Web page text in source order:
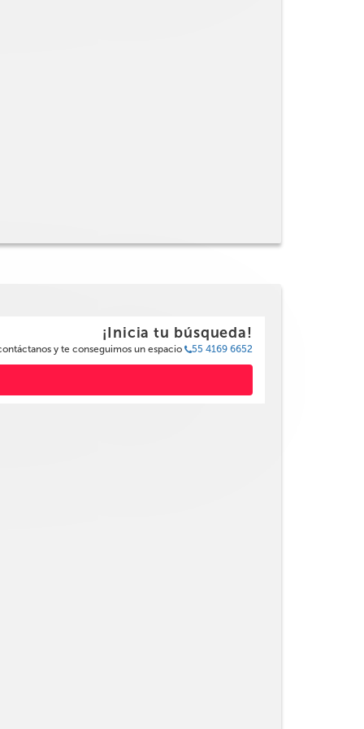
¡Inicia tu búsqueda!
y te conseguimos un espacio 55 4169 6652